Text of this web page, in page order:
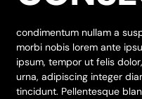
condimentum nullam a
morbi nobis lorem ante
ipsum, tempor ut felis
urna, adipiscing integer
tincidunt. Pellentesque